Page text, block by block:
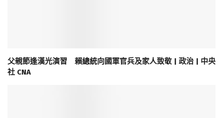
父親節逢漢光演習 賴總統向國軍官兵及家人致敬 | 政治 | 中央
社 CNA